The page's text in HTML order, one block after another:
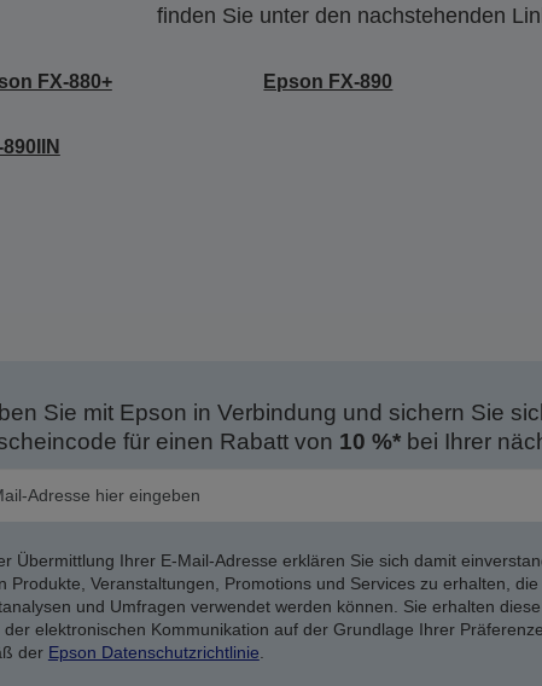
finden Sie unter den nachstehenden
FX-880+ Epson FX-890
890IIN
Sie mit Epson in Verbindung und sichern Sie
für einen Rabatt von 10 %*bei Ihrer
Übermittlung Ihrer E-Mail-Adresse erklären Sie sich damit
Produkte, Veranstaltungen, Promotions und Services zu erhalten,
und Umfragen verwendet werden können. Sie erhalten
der elektronischen Kommunikation auf der Grundlage Ihrer
der Epson Datenschutzrichtlinie